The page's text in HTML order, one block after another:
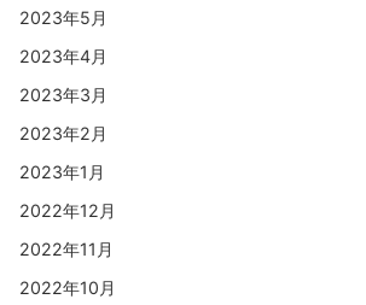
2023年5月
2023年4月
2023年3月
2023年2月
2023年1月
2022年12月
2022年11月
2022年10月